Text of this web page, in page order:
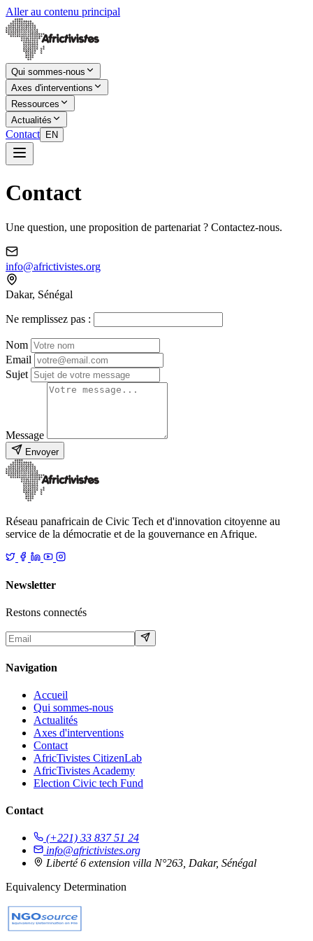
Aller au contenu principal
Qui sommes-nous
Axes d'interventions
Ressources
Actualités
Contact EN
Contact
Une question, une proposition de partenariat ? Contactez-nous.
info@africtivistes.org
Dakar, Sénégal
Ne remplissez pas :
Nom
Email
Sujet
Message
Envoyer
Réseau panafricain de Civic Tech et d'innovation citoyenne au
service de la démocratie et de la gouvernance en Afrique.
Newsletter
Restons connectés
Navigation
Accueil
Qui sommes-nous
Actualités
Axes d'interventions
Contact
AfricTivistes CitizenLab
AfricTivistes Academy
Election Civic tech Fund
Contact
(+221) 33 837 51 24
info@africtivistes.org
Liberté 6 extension villa N°263, Dakar, Sénégal
Equivalency Determination